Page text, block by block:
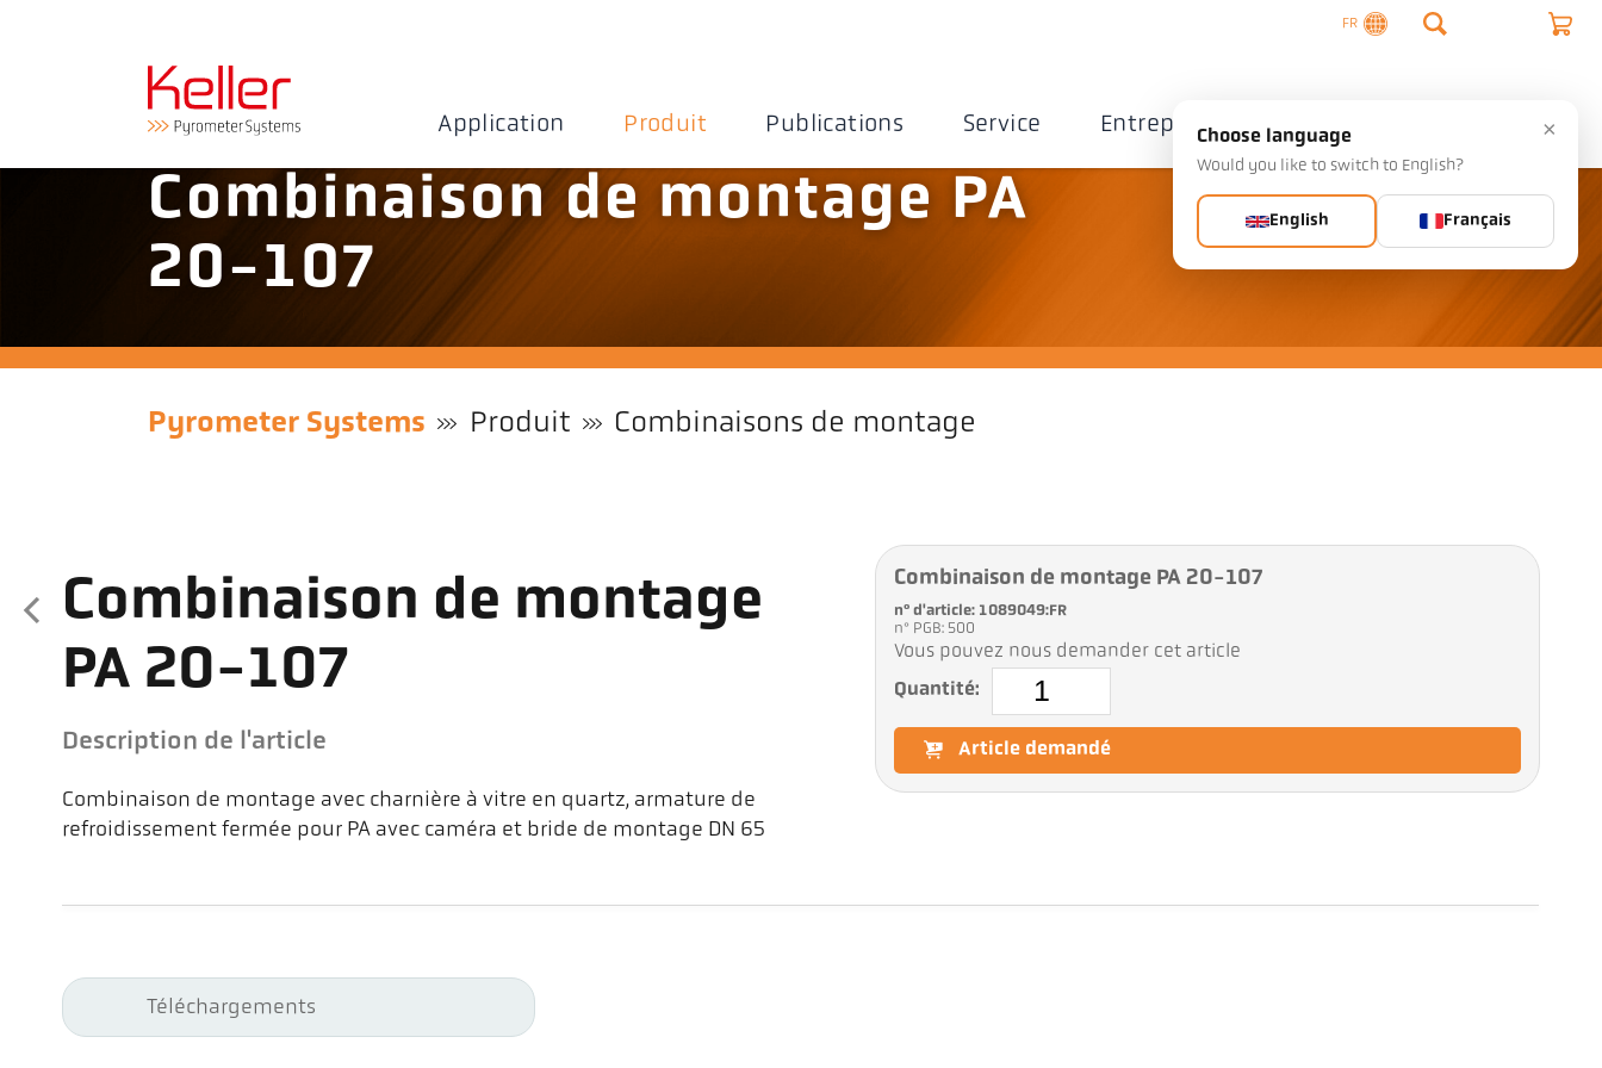
FR
Application Produit Publications Service Entreprise
Combinaison de montage PA
20-107
Pyrometer Systems Produit Combinaisons de montage
Combinaison de montage
PA 20-107
Description de l'article
Combinaison de montage avec charnière à vitre en quartz, armature de
refroidissement fermée pour PA avec caméra et bride de montage DN 65
Combinaison de montage PA 20-107
n° d'article: 1089049:FR
n° PGB: 500
Vous pouvez nous demander cet article
Quantité:
Article demandé
Téléchargements
×
Choose language
Would you like to switch to English?
English Français